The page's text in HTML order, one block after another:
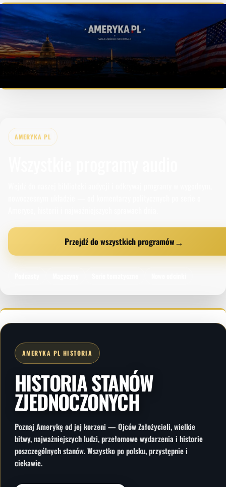
AMERYKA PL
Przejdź do wszystkich programów→
AMERYKA PL HISTORIA
HISTORIA STANÓW
ZJEDNOCZONYCH
Poznaj Amerykę od jej korzeni — Ojców Założycieli, wielkie
bitwy, najważniejszych ludzi, przełomowe wydarzenia i historie
poszczególnych stanów. Wszystko po polsku, przystępnie i
ciekawie.